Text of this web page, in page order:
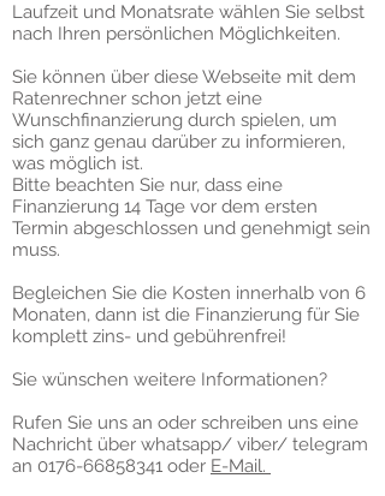
Laufzeit und Monatsrate wählen Sie selbst
nach Ihren persönlichen Möglichkeiten.
Sie können über diese Webseite mit dem
Ratenrechner schon jetzt eine
Wunschfinanzierung durch spielen, um
sich ganz genau darüber zu informieren,
was möglich ist.
Bitte beachten Sie nur, dass eine
Finanzierung 14 Tage vor dem ersten
Termin abgeschlossen und genehmigt sein
muss.
Begleichen Sie die Kosten innerhalb von 6
Monaten, dann ist die Finanzierung für Sie
komplett zins- und gebührenfrei!
Sie wünschen weitere Informationen?
Rufen Sie uns an oder schreiben uns eine
Nachricht über whatsapp/ viber/ telegram
an 0176-66858341 oder E-Mail.